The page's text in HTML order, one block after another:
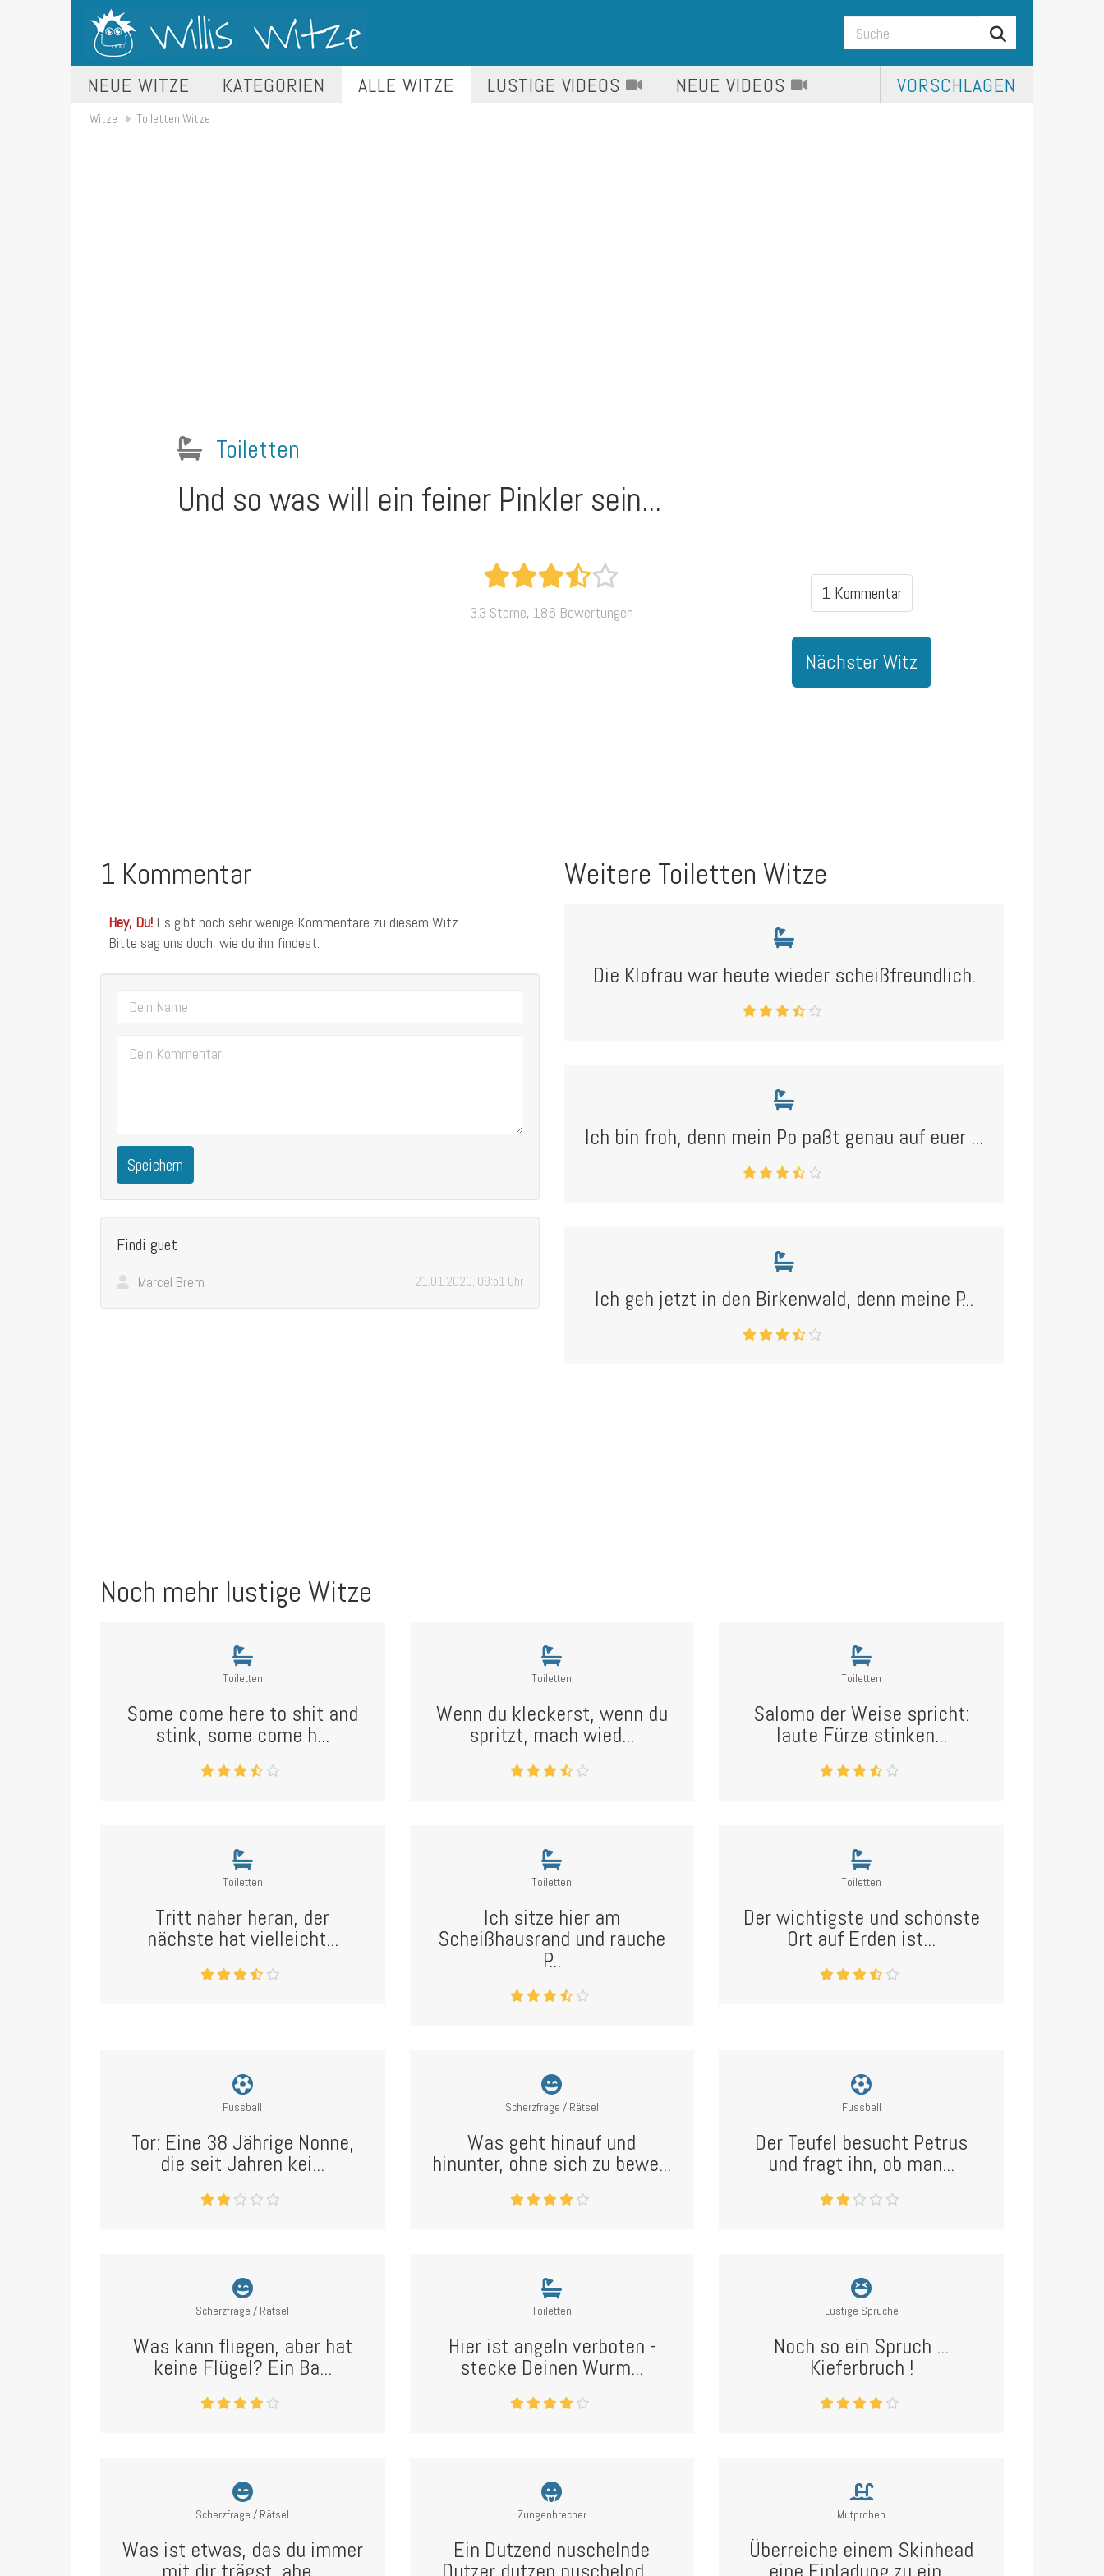
NEUE WITZE KATEGORIEN ALLE WITZE LUSTIGE VIDEOS NEUE VIDEOS VORSCHLAGEN
Witze Toiletten Witze
Toiletten
Und so was will ein feiner Pinkler sein...
3.3 Sterne, 186 Bewertungen
1 Kommentar
Nächster Witz
1 Kommentar
Hey, Du! Es gibt noch sehr wenige Kommentare zu diesem Witz.
Bitte sag uns doch, wie du ihn findest.
Speichern
Findi guet
Marcel Brem 21.01.2020, 08:51 Uhr
Weitere Toiletten Witze
Die Klofrau war heute wieder scheißfreundlich.
Ich bin froh, denn mein Po paßt genau auf euer ...
Ich geh jetzt in den Birkenwald, denn meine P...
Noch mehr lustige Witze
Toiletten
Some come here to shit and
stink, some come h...
Toiletten
Wenn du kleckerst, wenn du
spritzt, mach wied...
Toiletten
Salomo der Weise spricht:
laute Fürze stinken...
Toiletten
Tritt näher heran, der
nächste hat vielleicht...
Toiletten
Ich sitze hier am
Scheißhausrand und rauche
P...
Toiletten
Der wichtigste und schönste
Ort auf Erden ist...
Fussball
Tor: Eine 38 Jährige Nonne,
die seit Jahren kei...
Scherzfrage / Rätsel
Was geht hinauf und
hinunter, ohne sich zu bewe...
Fussball
Der Teufel besucht Petrus
und fragt ihn, ob man...
Scherzfrage / Rätsel
Was kann fliegen, aber hat
keine Flügel? Ein Ba...
Toiletten
Hier ist angeln verboten -
stecke Deinen Wurm...
Lustige Sprüche
Noch so ein Spruch ...
Kieferbruch !
Scherzfrage / Rätsel
Was ist etwas, das du immer
Zungenbrecher
Ein Dutzend nuschelnde
Mutproben
Überreiche einem Skinhead